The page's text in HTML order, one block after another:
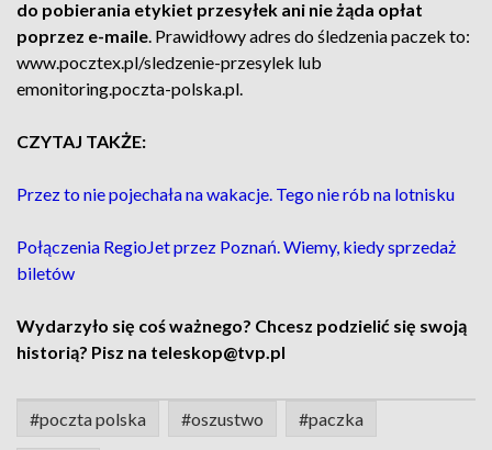
do pobierania etykiet przesyłek ani nie żąda opłat
poprzez e-maile. Prawidłowy adres do śledzenia paczek to:
www.pocztex.pl/sledzenie-przesylek lub
emonitoring.poczta-polska.pl.
CZYTAJ TAKŻE:
Przez to nie pojechała na wakacje. Tego nie rób na lotnisku
Połączenia RegioJet przez Poznań. Wiemy, kiedy sprzedaż
biletów
Wydarzyło się coś ważnego? Chcesz podzielić się swoją
historią? Pisz na teleskop@tvp.pl
#poczta polska #oszustwo #paczka